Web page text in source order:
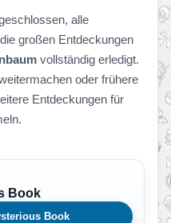
alle
großen Entdeckungen
vollständig erledigt.
oder frühere
Entdeckungen für
Book
Book